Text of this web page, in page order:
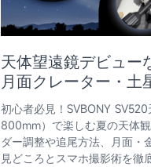
天体望遠鏡デビュー
月面クレーター・土
初心者必見！SVBONY
800mm）で楽しむ夏の天体
ダー調整や追尾方法、月面・
見どころとスマホ撮影術を徹